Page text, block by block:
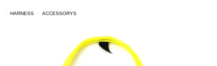
HARNESS ACCESSORYS